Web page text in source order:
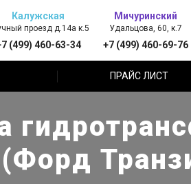
Калужская
проезд д.14а к.5
(499) 460-63-34
Мичуринский
Удальцова, 60, к.7
+7 (499) 460-69-76
ПРАЙС ЛИСТ